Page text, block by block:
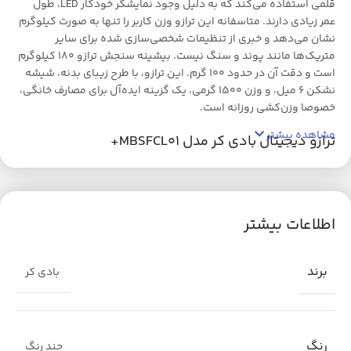
قلمی استفاده می‌کند که به دلیل وجود نمایشگر خودکار LED، طول
عمر زیادی دارند. متاسفانه این ترازو وزن کاربر را تنها به صورت کیلوگرم
نشان می‌دهد و خبری از تنظیمات شخصی‌سازی شده برای سایر
متریک‌ها مانند پوند و سنگ نیست. بیشینه سنجش ترازو 180 کیلوگرم
است و دقت آن در حدود 100 گرم. این ترازو، با طرح زیبای بدنه، شیشه
نشکن 6 میل، و وزن 1500 گرمی، یک گزینه ایده‌آل برای مصارف خانگی،
خصوصا وزن‌کشی روزانه است.
ترازو دیجیتال بادی کر مدل MBSFCL01+
خود جدی هستند، وسیله‌ای ضروری است. ترازو‌های مدرن، علاوه بر
پسند گزینه‌ای مناسب به شمار می‌رود.
مزایای ترازو دیجیتال بادی کر مدل MBSFCL01+
مشاهده بیشتر
اطلاعات بیشتر
برند بادی کر
رنگ چند رنگ